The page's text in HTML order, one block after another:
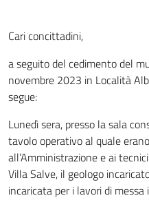
Cari concittadini,
a seguito del cedimento del
novembre 2023 in Località
segue:
Lunedì sera, presso la sala
tavolo operativo al quale
all’Amministrazione e ai
Villa Salve, il geologo
incaricata per i lavori di